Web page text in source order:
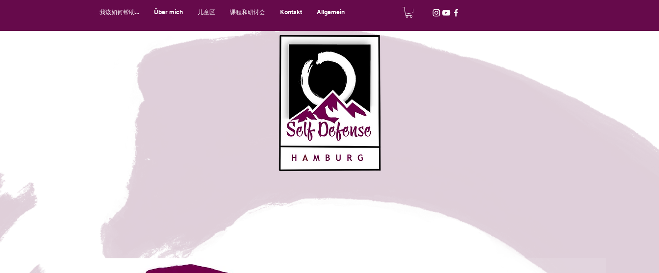
我该如何帮助... Über mich 儿童区 课程和研讨会 Kontakt Allgemein